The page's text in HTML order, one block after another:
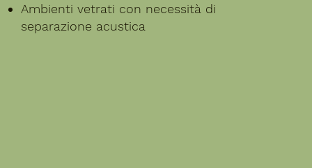
Ambienti vetrati con necessità di
separazione acustica